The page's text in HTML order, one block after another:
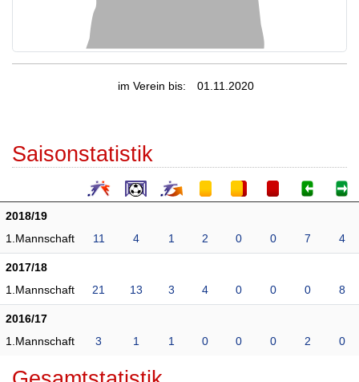
im Verein bis: 01.11.2020
Saisonstatistik
2018/19
1.Mannschaft
11 4 1 2 0 0 7 4
2017/18
1.Mannschaft
21 13 3 4 0 0 0 8
2016/17
1.Mannschaft
3 1 1 0 0 0 2 0